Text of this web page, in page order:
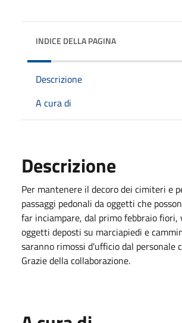
INDICE DELLA PAGINA
Descrizione
A cura di
Descrizione
Per mantenere il decoro dei cimiteri e
passaggi pedonali da oggetti che
far inciampare, dal primo febbraio fiori,
oggetti deposti su marciapiedi e
saranno rimossi d'ufficio dal personale
Grazie della collaborazione.